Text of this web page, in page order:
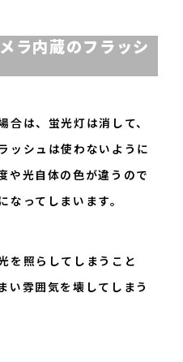
ラ内蔵のフラッシ
合は、蛍光灯は消して、
ッシュは使わないように
や光自体の色が違うので
ってしまいます。
を照らしてしまうこと
い雰囲気を壊してしまう